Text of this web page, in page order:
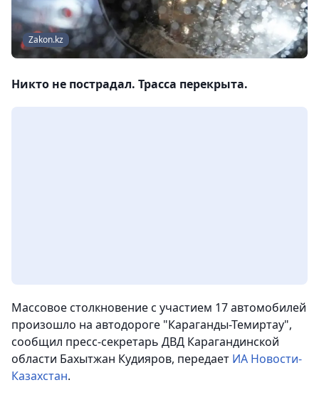
Zakon.kz
Никто не пострадал. Трасса перекрыта.
Массовое столкновение с участием 17 автомобилей
произошло на автодороге "Караганды-Темиртау",
сообщил пресс-секретарь ДВД Карагандинской
области Бахытжан Кудияров, передает ИА Новости-
Казахстан.